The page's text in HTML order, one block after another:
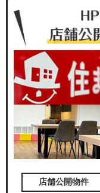
店舗公開物件